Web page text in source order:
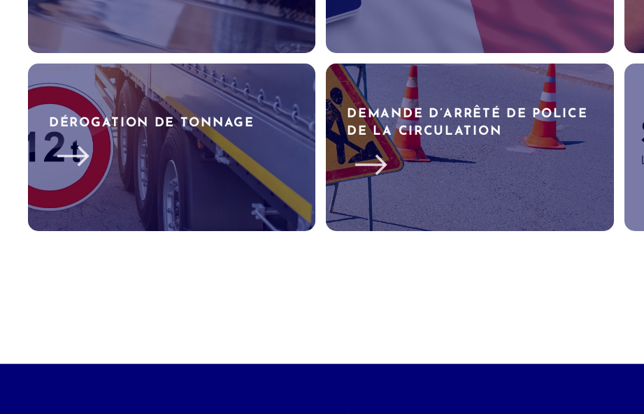
DÉROGATION DE TONNAGE
DEMANDE D’ARRÊTÉ DE POLICE
DE LA CIRCULATION